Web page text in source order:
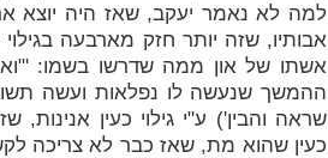
למה לא נאמר יעקב, שאז היה יוצא
אבותיו, שזה יותר חזק מארבעה
אשתו של און ממה שדרשו בשמו: '"
ההמשך שנעשה לו נפלאות ועשה
שראה והבין') ע"י גילוי כעין
כעין שהוא מת, שאז כבר לא צריכה